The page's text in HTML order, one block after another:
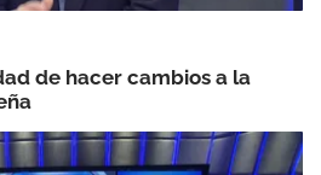
de hacer cambios a la